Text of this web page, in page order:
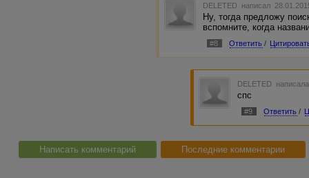
DELETED написал
Ну, тогда предложу
вспомните, когда
#8 Ответить /
DELETED
спс
#9 Ответить /
Написать комментарий Последние комментарии